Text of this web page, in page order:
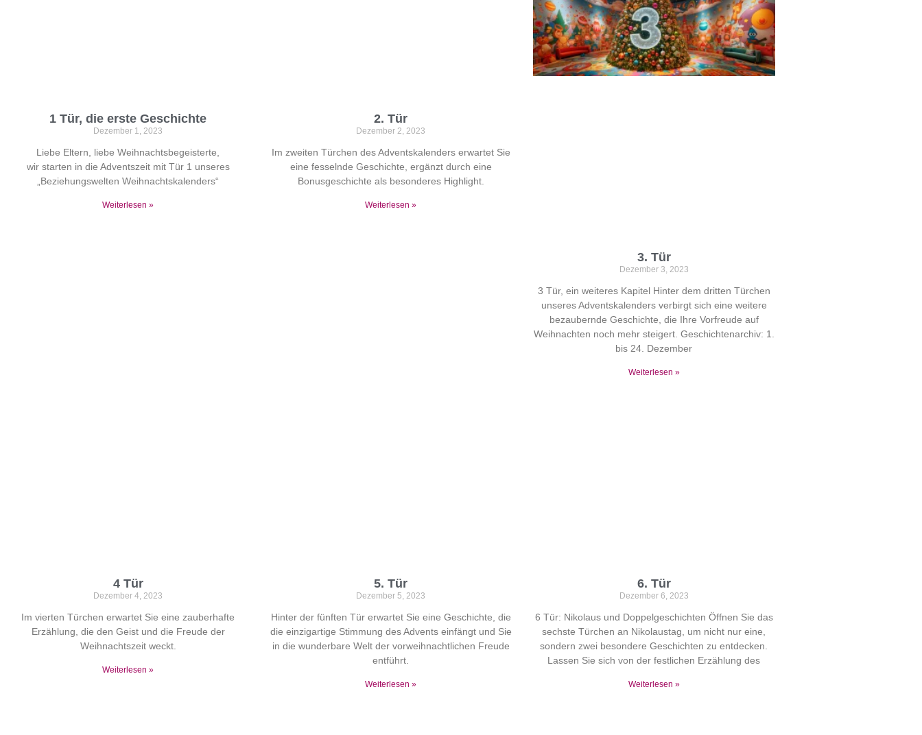
1 Tür, die erste Geschichte
Dezember 1, 2023
Liebe Eltern, liebe Weihnachtsbegeisterte,
wir starten in die Adventszeit mit Tür 1 unseres
„Beziehungswelten Weihnachtskalenders“
Weiterlesen »
2. Tür
Dezember 2, 2023
Im zweiten Türchen des Adventskalenders erwartet Sie
eine fesselnde Geschichte, ergänzt durch eine
Bonusgeschichte als besonderes Highlight.
Weiterlesen »
3. Tür
Dezember 3, 2023
3 Tür, ein weiteres Kapitel Hinter dem dritten Türchen
unseres Adventskalenders verbirgt sich eine weitere
bezaubernde Geschichte, die Ihre Vorfreude auf
Weihnachten noch mehr steigert. Geschichtenarchiv: 1.
bis 24. Dezember
Weiterlesen »
4 Tür
Dezember 4, 2023
Im vierten Türchen erwartet Sie eine zauberhafte
Erzählung, die den Geist und die Freude der
Weihnachtszeit weckt.
Weiterlesen »
5. Tür
Dezember 5, 2023
Hinter der fünften Tür erwartet Sie eine Geschichte, die
die einzigartige Stimmung des Advents einfängt und Sie
in die wunderbare Welt der vorweihnachtlichen Freude
entführt.
Weiterlesen »
6. Tür
Dezember 6, 2023
6 Tür: Nikolaus und Doppelgeschichten Öffnen Sie das
sechste Türchen an Nikolaustag, um nicht nur eine,
sondern zwei besondere Geschichten zu entdecken.
Lassen Sie sich von der festlichen Erzählung des
Weiterlesen »